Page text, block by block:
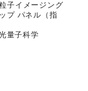
子イメージング
プ パネル（指
量子科学